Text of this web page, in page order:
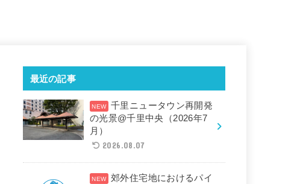
最近の記事
千里ニュータウン再開発
の光景@千里中央（2026年7
月）
2026.08.07
郊外住宅地におけるパイ